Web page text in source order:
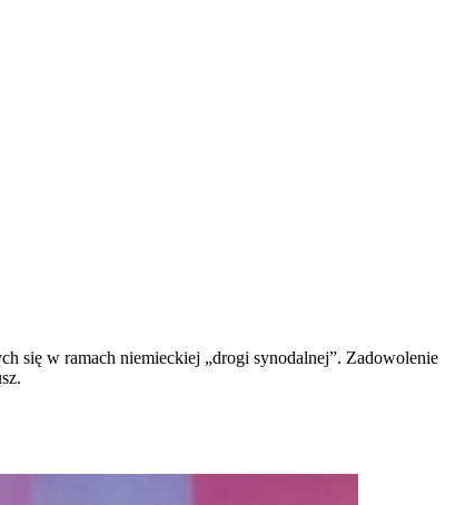
się w ramach niemieckiej „drogi synodalnej”. Zadowolenie